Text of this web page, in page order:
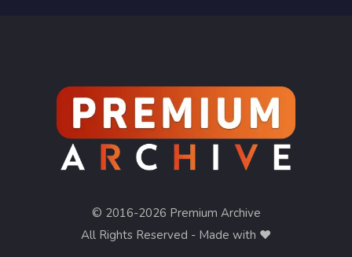
© 2016-2026 Premium Archive
All Rights Reserved - Made with ❤︎